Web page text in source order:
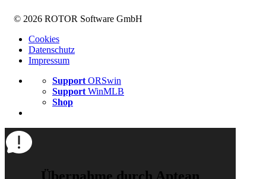
© 2026 ROTOR Software GmbH
Cookies
Datenschutz
Impressum
Support ORSwin
Support WinMLB
Shop
Übernahme durch Aptean